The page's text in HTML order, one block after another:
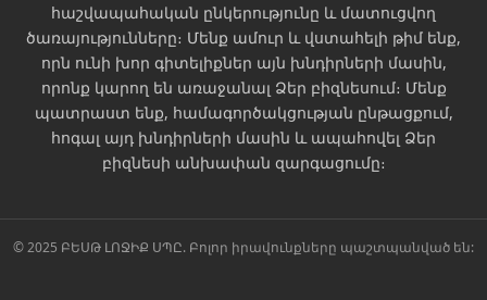
հաշվապահական ընկերությունը և մատուցվող
ծառայությունները։ Մենք ամուր և վստահելի թիմ ենք,
որն ունի խոր գիտելիքներ այն խնդիրների մասին,
որոնք կարող են առաջանալ Ձեր բիզնեսում։ Մենք
պատրաստ ենք, համագործակցության ընթացքում,
հոգալ այդ խնդիրների մասին և ապահովել Ձեր
բիզնեսի անխափան զարգացումը։
© 2025 ԲԵՍԹ ԼՈՋԻՔ ՍՊԸ. Բոլոր իրավունքները պաշտպանված են: